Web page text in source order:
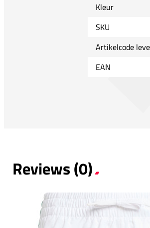
Kleur
SKU
Artikelcode
EAN
Reviews (0)